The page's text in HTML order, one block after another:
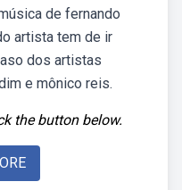
de fernando
artista tem de ir
dos artistas
e mônico reis.
the button below.